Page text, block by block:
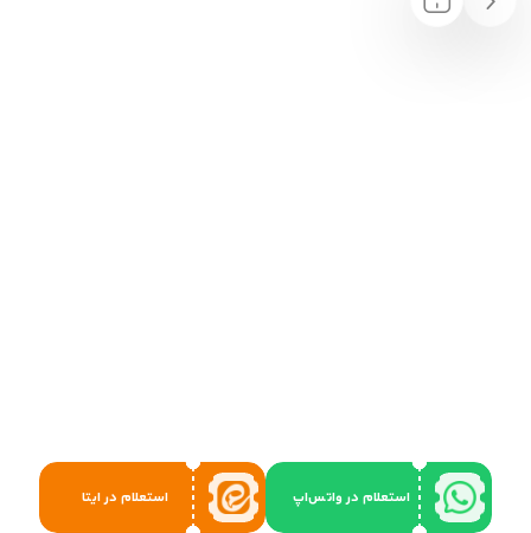
استعلام در واتس‌اپ استعلام در ایتا